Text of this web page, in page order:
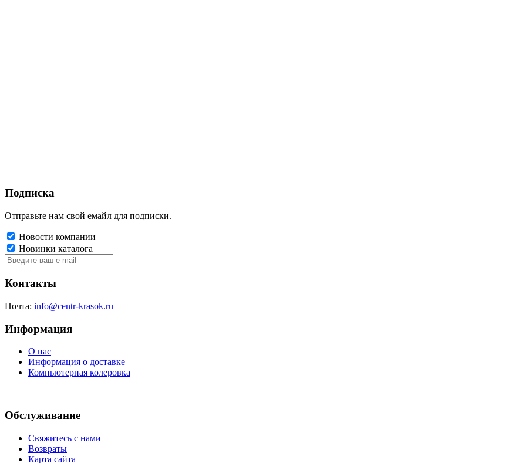
Подписка
Отправьте нам свой емайл для подписки.
Новости компании
Новинки каталога
Контакты
Почта: info@centr-krasok.ru
Информация
О нас
Информация о доставке
Компьютерная колеровка
Обслуживание
Свяжитесь с нами
Возвраты
Карта сайта